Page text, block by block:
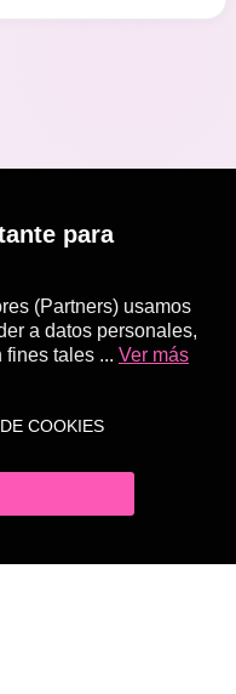
para
(Partners) usamos
a datos personales,
tales ... Ver más
COOKIES